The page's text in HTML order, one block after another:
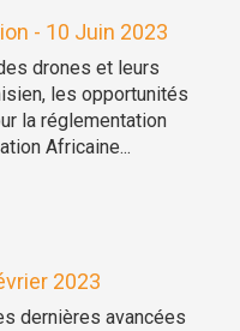
- 10 Juin 2023
drones et leurs
les opportunités
la réglementation
Africaine...
2023
dernières avancées